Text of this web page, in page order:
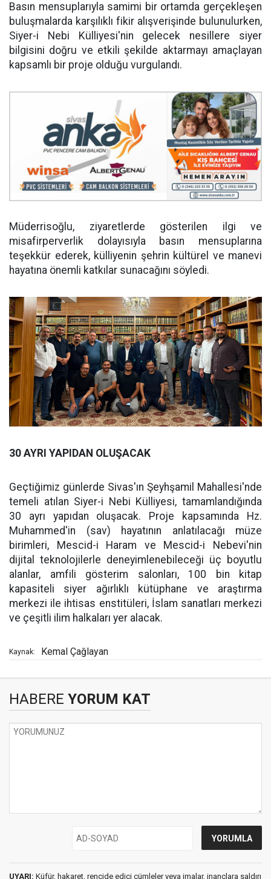
Basın mensuplarıyla samimi bir ortamda gerçekleşen
buluşmalarda karşılıklı fikir alışverişinde bulunulurken,
Siyer-i Nebi Külliyesi'nin gelecek nesillere siyer
bilgisini doğru ve etkili şekilde aktarmayı amaçlayan
kapsamlı bir proje olduğu vurgulandı.
Müderrisoğlu, ziyaretlerde gösterilen ilgi ve
misafirperverlik dolayısıyla basın mensuplarına
teşekkür ederek, külliyenin şehrin kültürel ve manevi
hayatına önemli katkılar sunacağını söyledi.
30 AYRI YAPIDAN OLUŞACAK
Geçtiğimiz günlerde Sivas'ın Şeyhşamil Mahallesi'nde
temeli atılan Siyer-i Nebi Külliyesi, tamamlandığında
30 ayrı yapıdan oluşacak. Proje kapsamında Hz.
Muhammed'in (sav) hayatının anlatılacağı müze
birimleri, Mescid-i Haram ve Mescid-i Nebevi'nin
dijital teknolojilerle deneyimlenebileceği üç boyutlu
alanlar, amfili gösterim salonları, 100 bin kitap
kapasiteli siyer ağırlıklı kütüphane ve araştırma
merkezi ile ihtisas enstitüleri, İslam sanatları merkezi
ve çeşitli ilim halkaları yer alacak.
Kaynak: Kemal Çağlayan
HABERE YORUM KAT
UYARI: Küfür, hakaret, rencide edici cümleler veya imalar, inançlara saldırı